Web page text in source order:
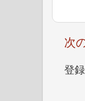
次
登